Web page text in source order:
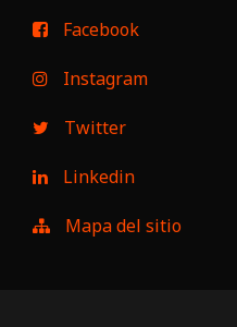
Facebook
Instagram
Twitter
Linkedin
Mapa del sitio